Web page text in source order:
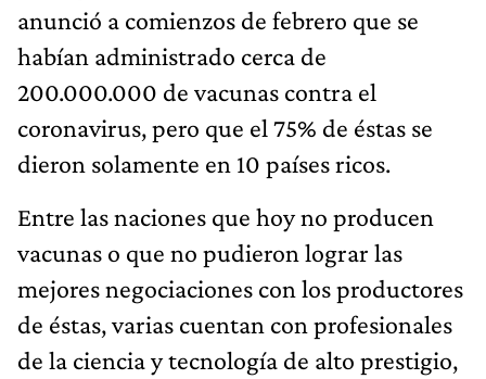
anunció a comienzos de febrero que se
habían administrado cerca de
200.000.000 de vacunas contra el
coronavirus, pero que el 75% de éstas se
dieron solamente en 10 países ricos.
Entre las naciones que hoy no producen
vacunas o que no pudieron lograr las
mejores negociaciones con los productores
de éstas, varias cuentan con profesionales
de la ciencia y tecnología de alto prestigio,